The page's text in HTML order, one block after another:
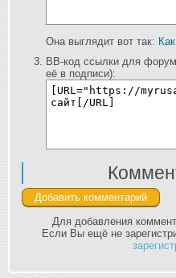
Она выглядит вот так:
BB-код ссылки для
её в подписи):
Для добавления
Если Вы ещё не